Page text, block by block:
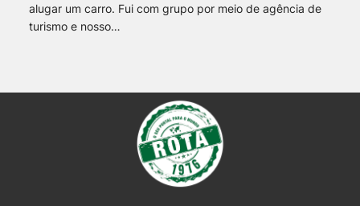
alugar um carro. Fui com grupo por meio de agência de
turismo e nosso…